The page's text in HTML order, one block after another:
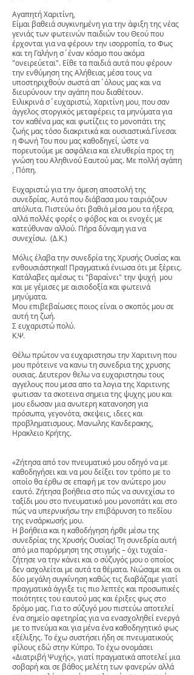
Αγαπητή Χαριτίνη,
Είμαι βαθειά συγκινημένη για την άφιξη της νέας
γενιάς των φωτεινών παιδιών του Θεού που
έρχονται για να φέρουν την ισορροπία, το Φως
και τη Γαλήνη σ΄έναν κόσμο που ακόμα
"ονειρεύεται". Είθε τα παιδιά αυτά που φέρουν
την ενθύμηση της Αλήθειας μέσα τους να
υποστηριχθούν σωστά απ΄όλους μας και να
διευρύνουν την αγάπη που διαθέτουν.
Ειλικρινά σ΄ευχαριστώ, Χαριτίνη μου, που σαν
άγγελος στοργικός μεταφέρεις τα μηνύματα για
τον καθένα μας και φωτίζεις το μονοπάτι της
ζωής μας τόσο διακριτικά και ουσιαστικά.Γίνεσαι
η Φωνή Του που μας καθοδηγεί, ώστε να
πορευτούμε με ασφάλεια και ελευθερία προς τη
γνώση του Αληθινού Εαυτού μας. Με πολλή αγάπη
, Πόπη.
Ευχαριστώ για την άμεση αποστολή της
συνεδρίας. Αυτά που διάβασα μου ταιριάζουν
απόλυτα. Πιστεύω ότι βαθιά μέσα μου τα ήξερα,
αλλά πολλές φορές ο φόβος και οι ενοχές με
κατεύθυναν αλλού. Πήρα δύναμη για να
συνεχίσω. (Δ.Κ.)
Μόλις έλαβα την συνεδρία της Χρυσής Ουσίας και
ενθουσιάστηκα!! Πραγματικά ένιωσα ότι με ξέρεις.
Κατάλαβες αμέσως τι "βαραίνει" την ψυχή μου
και με γέμισες με αισιοδοξία και φωτεινά
μηνύματα.
Μου επιβεβαίωσες ποιος είναι ο σκοπός μου σε
αυτή τη ζωή.
Σ ευχαριστώ πολύ.
Κ.Ψ.
Θέλω πρώτον να ευχαριστησω την Χαριτινη που
μου πρότεινε να κανω τη συνεδρια της χρυσης
ουσιας. Δευτερον θελω να ευχαριστησω τους
αγγελους που μεσα απο τα λογια της Χαριτινης
φωτισαν τα σκοτεινα σημεια της ψυχης μου και
μου εδωσαν μια ανωτερη κατανοηση για
πρόσωπα, γεγονότα, σκεψεις, ιδεες και
προβληματισμους. Μανωλης Κανδερακης,
Hρακλειο Κρήτης.
«Ζήτησα από τον πνευματικό μου οδηγό να με
καθοδηγήσει και να μου δείξει τον τρόπο με το
οποίο θα έρθω σε επαφή με τον ανώτερο μου
εαυτό. Ζήτησα βοήθεια στο πώς να συνεχίσω το
ταξίδι μου στο πνευματικό μου μονοπάτι και στο
πώς να υπερνικήσω την επιβάρυνση το πεδίου
της ενσάρκωσής μου.
Η βοήθεια και η καθοδήγηση ήρθε μέσω της
συνεδρίας της Χρυσής Ουσίας! Τη συνεδρία αυτή
από μια παρόρμηση της στιγμής – όχι τυχαία -
ζήτησε να την κάνει και ο σύζυγός μου ο οποίος
δεν ασχολείται με αυτά τα θέματα. Νιώσαμε και οι
δύο μεγάλη συγκίνηση καθώς τις διαβάζαμε γιατί
πραγματικά άγγιξε τις πιο λεπτές και προσωπικές
ποιότητες του εαυτού μας και έριξες φως στο
δρόμο μας. Για το σύζυγό μου πιστεύω αποτελεί
ένα σημείο αφετηρίας για να ενασχοληθεί ενεργά
με το πνεύμα και για μένα ένα καθοδηγητικό φως
εξέλιξης. Το έχω συστήσει ήδη σε πνευματικούς
φίλους εδώ στην Κύπρο. Το έχω ονομάσει
«Διατριβή Ψυχής», γιατί πραγματικά αποτελεί μια
σοβαρή και σε βάθος μελέτη των φανερών αλλά